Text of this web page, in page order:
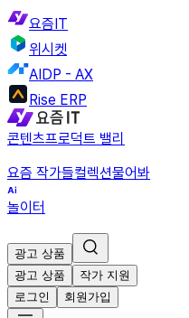
요즘IT
위시켓
AIDP - AX
Rise ERP
콘텐츠프로덕트 밸리
요즘 작가들컬렉션물어봐
놀이터
광고 상품
광고 상품
작가 지원
로그인
회원가입